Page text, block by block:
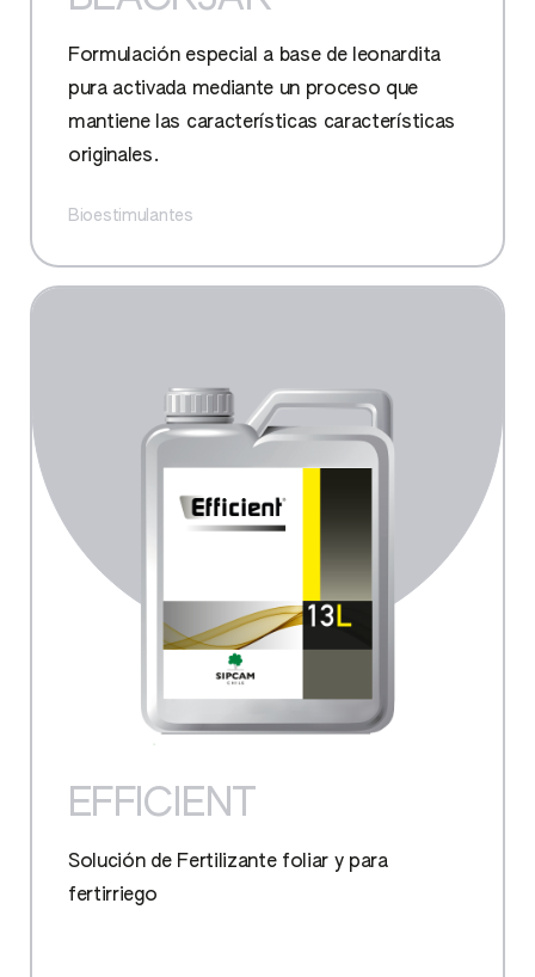
Formulación especial a base de leonardita
pura activada mediante un proceso que
mantiene las características características
originales.
Bioestimulantes
EFFICIENT
Solución de Fertilizante foliar y para
fertirriego